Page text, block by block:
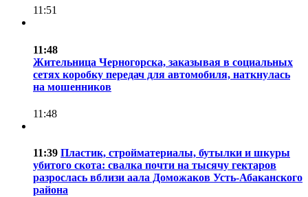
11:51
11:48
Жительница Черногорска, заказывая в социальных
сетях коробку передач для автомобиля, наткнулась
на мошенников
11:48
11:39 Пластик, стройматериалы, бутылки и шкуры
убитого скота: свалка почти на тысячу гектаров
разрослась вблизи аала Доможаков Усть-Абаканского
района